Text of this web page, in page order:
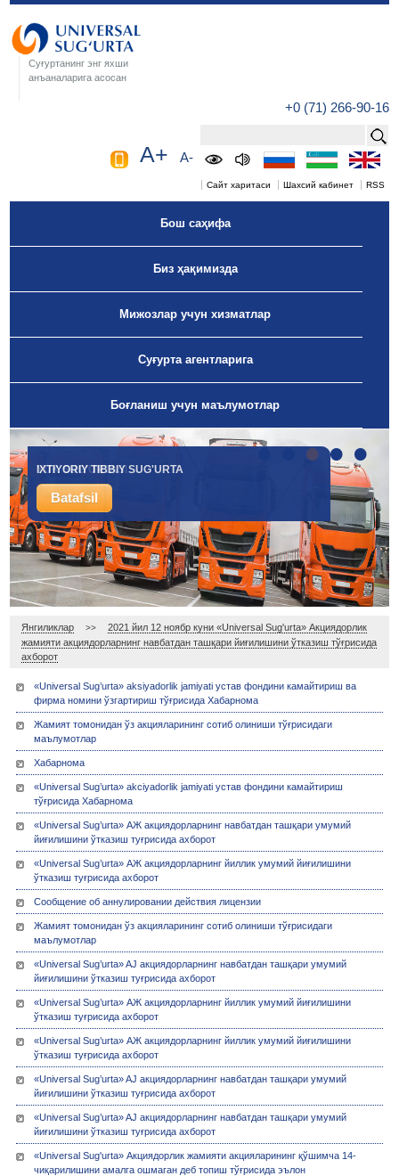
Суғуртанинг энг яхши
анъаналарига асосан
+0 (71) 266-90-16
A+ A-
Сайт харитаси Шахсий кабинет RSS
Бош саҳифа
Биз ҳақимизда
Мижозлар учун хизматлар
Суғурта агентларига
Боғланиш учун маълумотлар
IXTIYORIY TIBBIY SUG'URTA
Batafsil
YUK SUG'URTASI
Batafsil
•••••
Янгиликлар >>
2021 йил 12 ноябр куни «Universal Sug'urta» Акциядорлик
жамияти акциядорларнинг навбатдан ташқари йиғилишини ўтказиш тўғрисида
ахборот
«Universal Sug’urta» aksiyadorlik jamiyati устав фондини камайтириш ва
фирма номини ўзгартириш тўғрисида Хабарнома
Жамият томонидан ўз акцияларининг сотиб олиниши тўғрисидаги
маълумотлар
Хабарнома
«Universal Sug’urta» akciyadorlik jamiyati устав фондини камайтириш
тўғрисида Хабарнома
«Universal Sug’urta» АЖ акциядорларнинг навбатдан ташқари умумий
йиғилишини ўтказиш туғрисида ахборот
«Universal Sug’urta» АЖ акциядорларнинг йиллик умумий йиғилишини
ўтказиш туғрисида ахборот
Сообщение об аннулировании действия лицензии
Жамият томонидан ўз акцияларининг сотиб олиниши тўғрисидаги
маълумотлар
«Universal Sug’urta» AJ акциядорларнинг навбатдан ташқари умумий
йиғилишини ўтказиш туғрисида ахборот
«Universal Sug’urta» АЖ акциядорларнинг йиллик умумий йиғилишини
ўтказиш туғрисида ахборот
«Universal Sug’urta» АЖ акциядорларнинг йиллик умумий йиғилишини
ўтказиш туғрисида ахборот
«Universal Sug’urta» AJ акциядорларнинг навбатдан ташқари умумий
йиғилишини ўтказиш туғрисида ахборот
«Universal Sug’urta» AJ акциядорларнинг навбатдан ташқари умумий
йиғилишини ўтказиш туғрисида ахборот
«Universal Sug'urta» Акциядорлик жамияти акцияларининг қўшимча 14-
чиқарилишини амалга ошмаган деб топиш тўғрисида эълон